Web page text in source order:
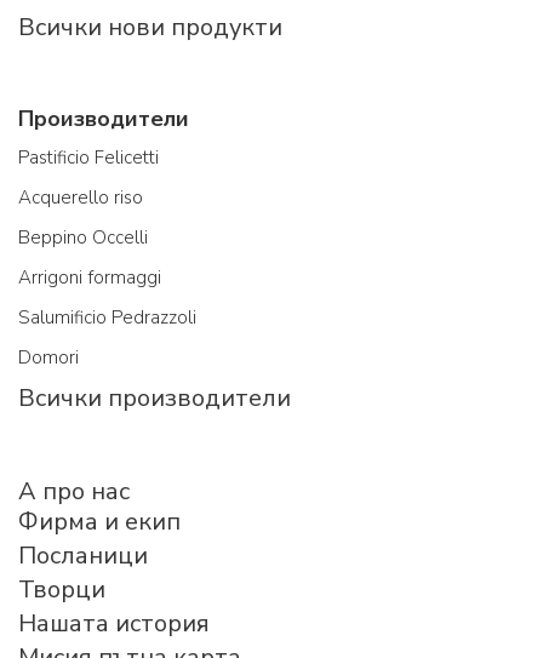
Всички нови продукти
Производители
Pastificio Felicetti
Acquerello riso
Beppino Occelli
Arrigoni formaggi
Salumificio Pedrazzoli
Domori
Всички производители
A про нас
Фирма и екип
Посланици
Творци
Нашата история